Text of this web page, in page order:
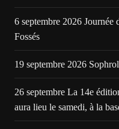
6 septembre 2026 Journée
Fossés
19 septembre 2026
26 septembre La 14e
aura lieu le samedi, à la